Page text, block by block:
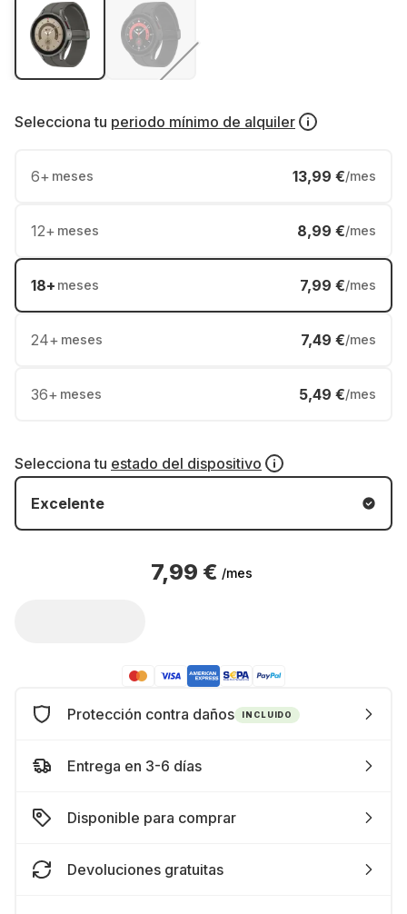
Selecciona tu periodo mínimo de alquiler
6+ meses 13,99 €/mes
12+ meses 8,99 €/mes
18+ meses 7,99 €/mes
24+ meses 7,49 €/mes
36+ meses 5,49 €/mes
Selecciona tu estado del dispositivo
Excelente
7,99 € /mes
Protección contra daños INCLUIDO
Entrega en 3-6 días
Disponible para comprar
Devoluciones gratuitas